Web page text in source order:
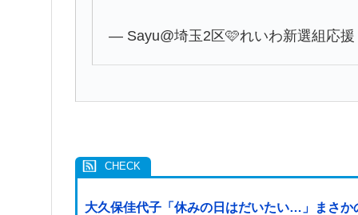
— Sayu@埼玉2区🩷れいわ新選組応
大久保佳代子「休みの日はだいたい…」まさか